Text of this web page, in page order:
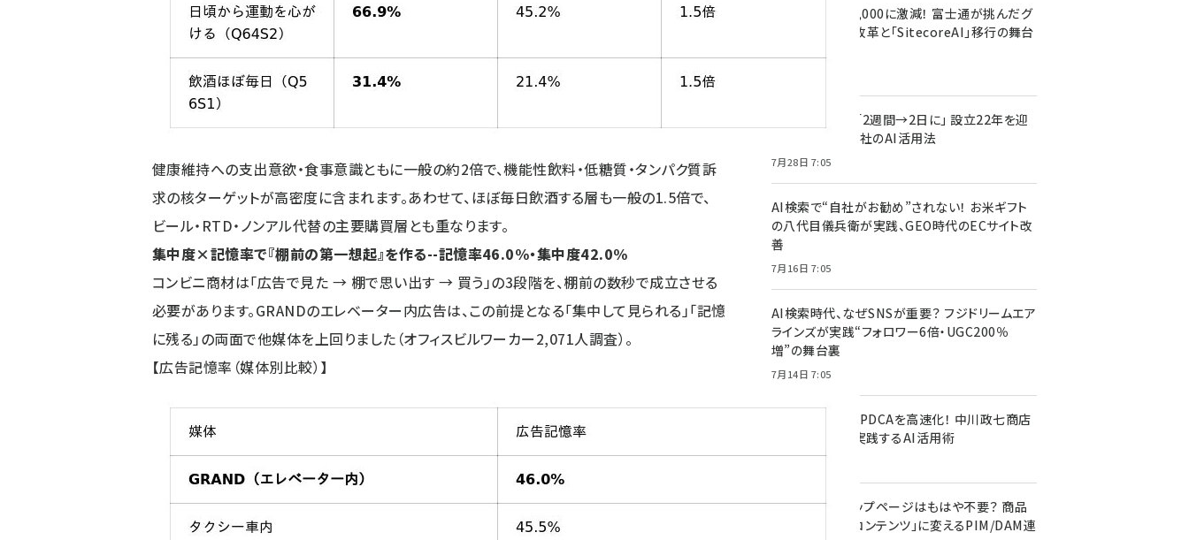
健康維持への支出意欲・食事意識ともに一般の約2倍で、機能性飲料・低糖質・タンパク質訴
求の核ターゲットが高密度に含まれます。あわせて、ほぼ毎日飲酒する層も一般の1.5倍で、
ビール・RTD・ノンアル代替の主要購買層とも重なります。
集中度×記憶率で『棚前の第一想起』を作る--記憶率46.0%・集中度42.0%
コンビニ商材は「広告で見た → 棚で思い出す → 買う」の3段階を、棚前の数秒で成立させる
必要があります。GRANDのエレベーター内広告は、この前提となる「集中して見られる」「記憶
に残る」の両面で他媒体を上回りました（オフィスビルワーカー2,071人調査）。
【広告記憶率（媒体別比較）】
10万ページを8,000に激減！ 富士通が挑んだグ
ローバルサイト改革と「SitecoreAI」移行の舞台
デザイン提案が「2週間→2日に」 設立22年を迎
えるWeb制作会社のAI活用法
7月28日 7:05
AI検索で“自社がお勧め”されない！ お米ギフト
の八代目儀兵衛が実践、GEO時代のECサイト改
善
7月16日 7:05
AI検索時代、なぜSNSが重要？ フジドリームエア
ラインズが実践“フォロワー6倍・UGC200％
増”の舞台裏
7月14日 7:05
AI分析で施策のPDCAを高速化！ 中川政七商店
とSprocketが実践するAI活用術
Webサイトのトップページはもはや不要？ 商品
情報を「売れるコンテンツ」に変えるPIM/DAM連